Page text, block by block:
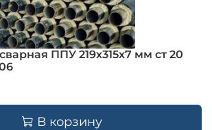
ППУ 219х315х7 мм ст 20
В корзину